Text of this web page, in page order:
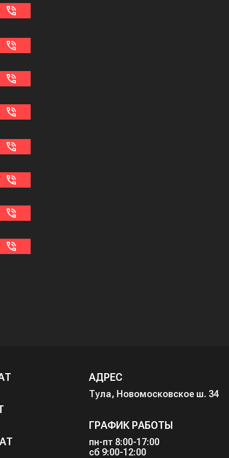
АДРЕС
Тула, Новомосковское ш. 34
ГРАФИК РАБОТЫ
пн-пт 8:00-17:00
сб 9:00-12:00